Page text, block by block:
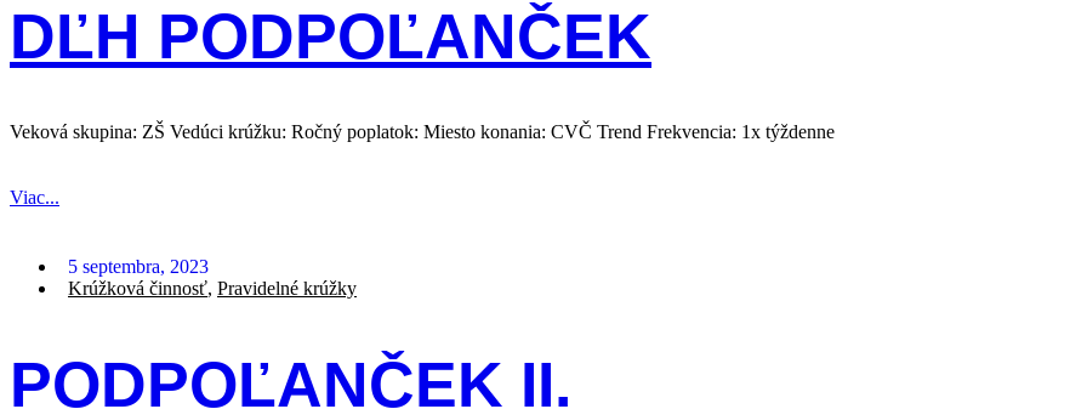
DĽH PODPOĽANČEK
Veková skupina: ZŠ Vedúci krúžku: Ročný poplatok: Miesto konania: CVČ Trend Frekvencia: 1x týždenne
Viac...
5 septembra, 2023
Krúžková činnosť, Pravidelné krúžky
PODPOĽANČEK II.